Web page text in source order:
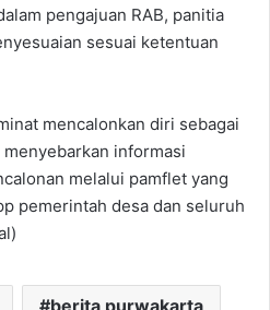
pengajuan RAB, panitia
sesuai ketentuan
mencalonkan diri sebagai
informasi
melalui pamflet yang
pemerintah desa dan seluruh